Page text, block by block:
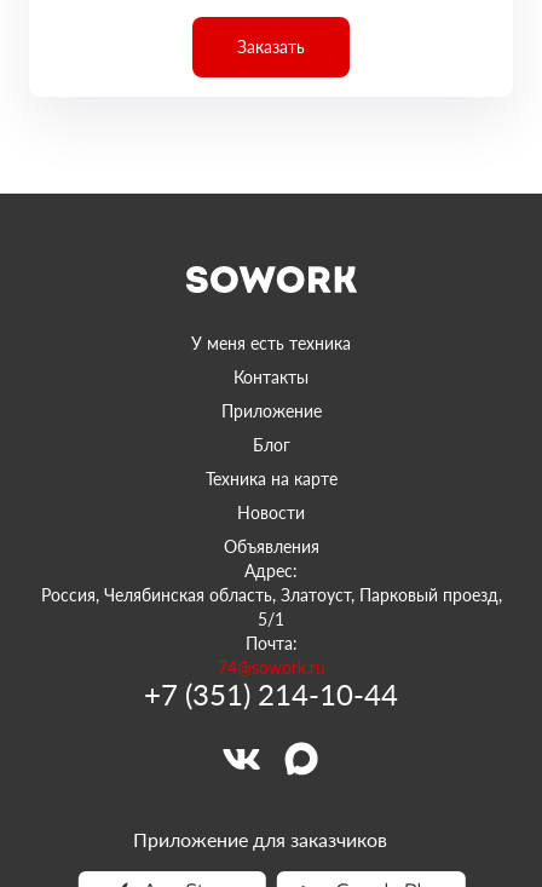
Заказать
У меня есть техника
Контакты
Приложение
Блог
Техника на карте
Новости
Объявления
Адрес:
Россия, Челябинская область, Златоуст, Парковый проезд,
5/1
Почта:
74@sowork.ru
+7 (351) 214-10-44
Приложение для заказчиков